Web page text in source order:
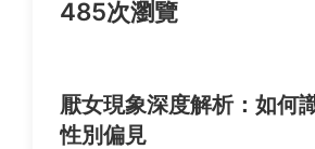
485次瀏覽
厭女現象深度解析：如何
性別偏見